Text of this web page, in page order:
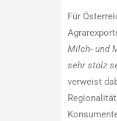
Für
Milch- und
sehr stolz
verweist